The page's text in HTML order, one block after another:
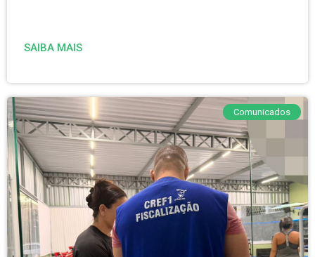
SAIBA MAIS
Comunicados